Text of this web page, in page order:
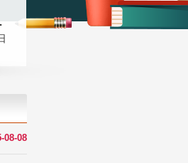
元潛
08-08